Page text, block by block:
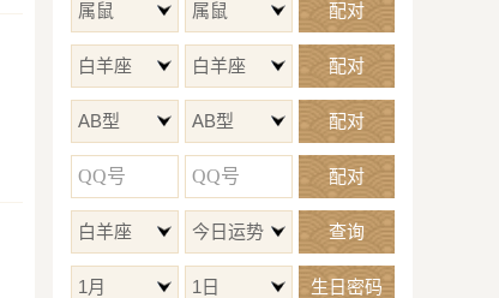
属鼠 属鼠 配对
白羊座 白羊座 配对
AB型 AB型 配对
配对
白羊座 今日运势 查询
1月 1日 生日密码